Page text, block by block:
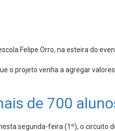
Felipe Orro, na esteira do
o projeto venha a agregar
de 700
segunda-feira (1º), o circuito